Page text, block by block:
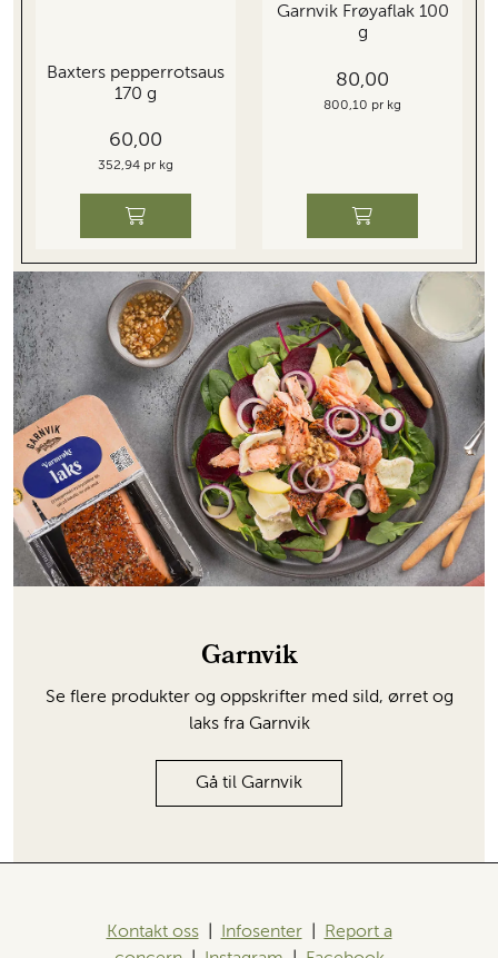
Baxters pepperrotsaus
170 g
60,00
352,94 pr kg
Garnvik Frøyaflak 100
g
80,00
800,10 pr kg
Garnvik
Se flere produkter og oppskrifter med sild, ørret og
laks fra Garnvik
Gå til Garnvik
Kontakt oss| Infosenter|
Report a